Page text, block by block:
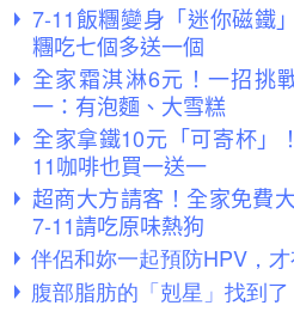
7-11飯糰變身「迷你磁
糰吃七個多送一個
全家霜淇淋6元！一招
一：有泡麵、大雪糕
全家拿鐵10元「可寄杯
11咖啡也買一送一
超商大方請客！全家免費
7-11請吃原味熱狗